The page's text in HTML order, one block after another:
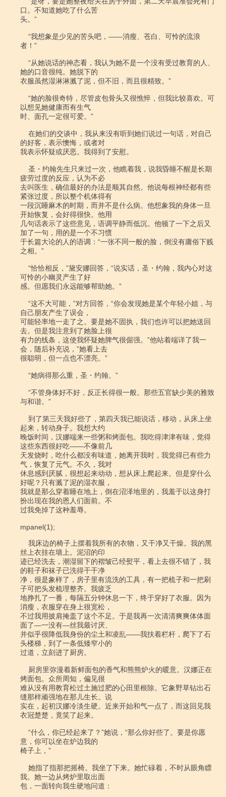
口。不知道她吃了什么苦
头。”
者！”
她的口音很纯。她脱下的
衣服虽然湿淋淋溅了泥，但不旧，而且很精致。”
以想见她健康而有生气
时、面孔一定很可爱。”
的好客，表示懊悔，或者对
我表示怀疑或厌恶。我得到了安慰。
疲劳过度的反应，认为不必
去叫医生，确信最好的办法是顺其自然。他说每根神经都有些
紧张过度，所以整个机体得有
一段沉睡麻木的时期，而并不是什么病。他想象我的身体一旦
开始恢复，会好得很快。他用
几句话表示了这些意见，语调平静而低沉。他顿了一下之后又
加了一句，用的是一个不习惯
于长篇大论的人的语调：“一张不同一般的脸，倒没有庸俗下贱
之相。”
可怜的小幽灵产生了好
感。但愿我们永远能够帮助她。”
自己朋友产生了误会，
可能轻率地一走了之。要是她不固执，我们也许可以把她送回
去。但是我注意到了她脸上很
有力的线条，这使我怀疑她脾气很倔强。”他站着端详了我一
会，随后补充说，”她看上去
很聪明，但一点也不漂亮。”
与和谐。”
起来，转动身子。我想大约
晚饭时间，汉娜端来一些粥和烤面包。我吃得津津有味，觉得
这些东西很好吃――不像前几
天发烧时，吃什么都没有味道，她离开我时，我觉得已有些力
气，恢复了元气。不久，我对
休息感到厌腻，很想起来动动，想从床上爬起来。但是穿什么
好呢？只有溅了泥的湿衣服，
我就是那么穿着睡在地上，倒在沼泽地里的，我羞于以这身打
扮出现在我的恩人们面前。不
过我免掉了这种羞辱。
mpanel(1);
丝上衣挂在墙上。泥沼的印
迹已经洗去，潮湿留下的褶皱己经熨平，看上去很不错了，我
的鞋子和袜子已洗得干干净
净，很是象样了，房子里有流洗的工具，有一把梳子和一把刷
子可把头发梳理整齐。我疲乏
地挣扎了一番，每隔五分钟休息一下，终于穿好了衣服。因为
消瘦，衣服穿在身上很宽松，
不过我用披肩掩盖了这个不足。于是我再一次清清爽爽体体面
面了―一没有―丝我最讨厌、
并似乎很降低我身份的尘土和凌乱――我扶着栏杆，爬下了石
头楼梯，到了一条低矮窄小的
过道，立刻进了厨房。
烤面包。众所周知，偏见很
难从没有用教育松过土施过肥的心田里根除。它象野草钻出石
缝那样顽强地在那儿生长。说
实在，起初汉娜冷淡生硬。近来开始和气一点了，而这回见我
衣冠楚楚，竟笑了起来。
意，你可以坐在炉边我的
椅子上，”
我。她一边从烤炉里取出面
包，一面转向我生硬地问道：